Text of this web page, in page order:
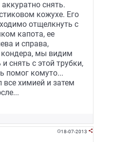
снять.
кожухе. Его
отщелкнуть с
капота, ее
и справа,
кондера, мы видим
снять с этой трубки,
помог комуто...
химией и затем
18-07-2013 